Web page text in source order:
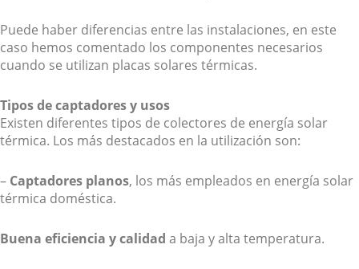
Puede haber diferencias entre las instalaciones, en este
caso hemos comentado los componentes necesarios
cuando se utilizan placas solares térmicas.
Tipos de captadores y usos
Existen diferentes tipos de colectores de energía solar
térmica. Los más destacados en la utilización son:
– Captadores planos, los más empleados en energía solar
térmica doméstica.
Buena eficiencia y calidad a baja y alta temperatura.